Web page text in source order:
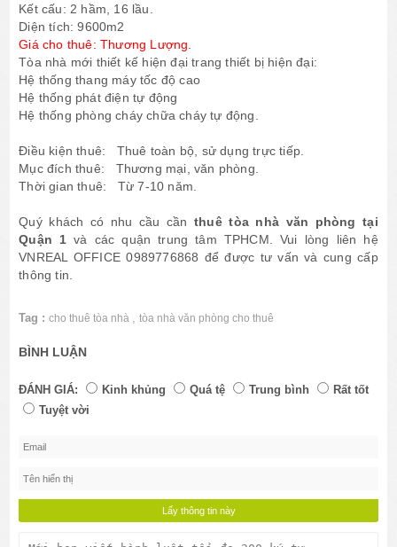
Kết cấu: 2 hầm, 16 lầu.
Diện tích: 9600m2
Giá cho thuê: Thương Lượng.
Tòa nhà mới thiết kế hiện đại trang thiết bị hiện đại:
Hệ thống thang máy tốc độ cao
Hệ thống phát điện tự động
Hệ thống phòng cháy chữa cháy tự động.
Điều kiện thuê: Thuê toàn bộ, sử dụng trực tiếp.
Mục đích thuê: Thương mại, văn phòng.
Thời gian thuê: Từ 7-10 năm.
Quý khách có nhu cầu cầnthuê tòa nhà văn phòng tại
Quận 1 và các quận trung tâm TPHCM. Vui lòng liên hệ
VNREAL OFFICE 0989776868 để được tư vấn và cung cấp
thông tin.
Tag : cho thuê tòa nhà ,tòa nhà văn phòng cho thuê
BÌNH LUẬN
ĐÁNH GIÁ: Kinh khủng Quá tệ Trung bình
Rất tốt
Tuyệt vời